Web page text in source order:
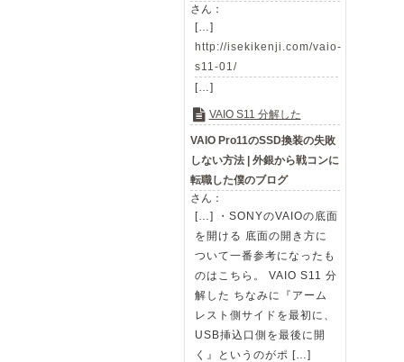
さん：
[…]
http://isekikenji.com/vaio-
s11-01/
[…]
VAIO S11 分解した
VAIO Pro11のSSD換装の失敗
しない方法 | 外銀から戦コンに
転職した僕のブログ
さん：
[…] ・SONYのVAIOの底面
を開ける 底面の開き方に
ついて一番参考になったも
のはこちら。 VAIO S11 分
解した ちなみに『アーム
レスト側サイドを最初に、
USB挿込口側を最後に開
く』というのがポ […]